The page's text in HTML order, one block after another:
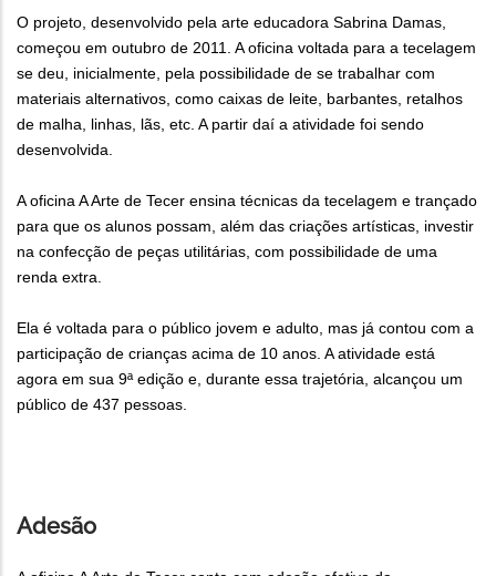
O projeto, desenvolvido pela arte educadora Sabrina Damas,
começou em outubro de 2011. A oficina voltada para a tecelagem
se deu, inicialmente, pela possibilidade de se trabalhar com
materiais alternativos, como caixas de leite, barbantes, retalhos
de malha, linhas, lãs, etc. A partir daí a atividade foi sendo
desenvolvida.
A oficina A Arte de Tecer ensina técnicas da tecelagem e trançado
para que os alunos possam, além das criações artísticas, investir
na confecção de peças utilitárias, com possibilidade de uma
renda extra.
Ela é voltada para o público jovem e adulto, mas já contou com a
participação de crianças acima de 10 anos. A atividade está
agora em sua 9ª edição e, durante essa trajetória, alcançou um
público de 437 pessoas.
Adesão